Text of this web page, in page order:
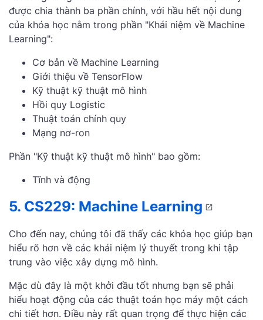
được chia thành ba phần chính, với hầu hết nội dung
của khóa học nằm trong phần "Khái niệm về Machine
Learning":
Cơ bản về Machine Learning
Giới thiệu về TensorFlow
Kỹ thuật kỹ thuật mô hình
Hồi quy Logistic
Thuật toán chính quy
Mạng nơ-ron
Phần "Kỹ thuật kỹ thuật mô hình" bao gồm:
Tĩnh và động
5. CS229: Machine Learning
Cho đến nay, chúng tôi đã thấy các khóa học giúp bạn
hiểu rõ hơn về các khái niệm lý thuyết trong khi tập
trung vào việc xây dựng mô hình.
Mặc dù đây là một khởi đầu tốt nhưng bạn sẽ phải
hiểu hoạt động của các thuật toán học máy một cách
chi tiết hơn. Điều này rất quan trọng để thực hiện các